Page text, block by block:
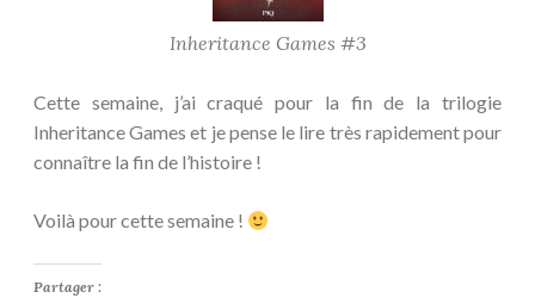
Inheritance Games #3
Cette semaine, j’ai craqué pour la fin de la trilogie
Inheritance Games et je pense le lire très rapidement pour
connaître la fin de l’histoire !
Voilà pour cette semaine !
Partager :